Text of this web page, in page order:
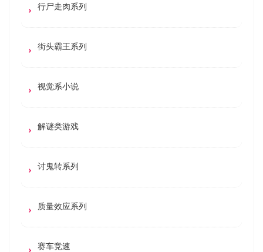
行尸走肉系列
街头霸王系列
视觉系小说
解谜类游戏
讨鬼转系列
质量效应系列
赛车竞速